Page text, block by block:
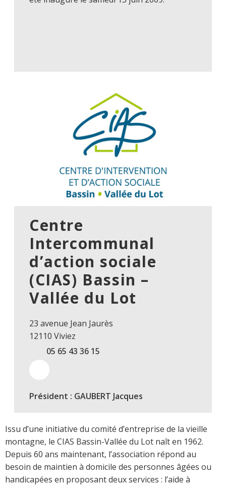
Centre
Intercommunal
d’action sociale
(CIAS) Bassin –
Vallée du Lot
23 avenue Jean Jaurès
12110 Viviez
05 65 43 36 15
Président : GAUBERT Jacques
Issu d’une initiative du comité d’entreprise de la vieille
montagne, le CIAS Bassin-Vallée du Lot naît en 1962.
Depuis 60 ans maintenant, l’association répond au
besoin de maintien à domicile des personnes âgées ou
handicapées en proposant deux services : l’aide à